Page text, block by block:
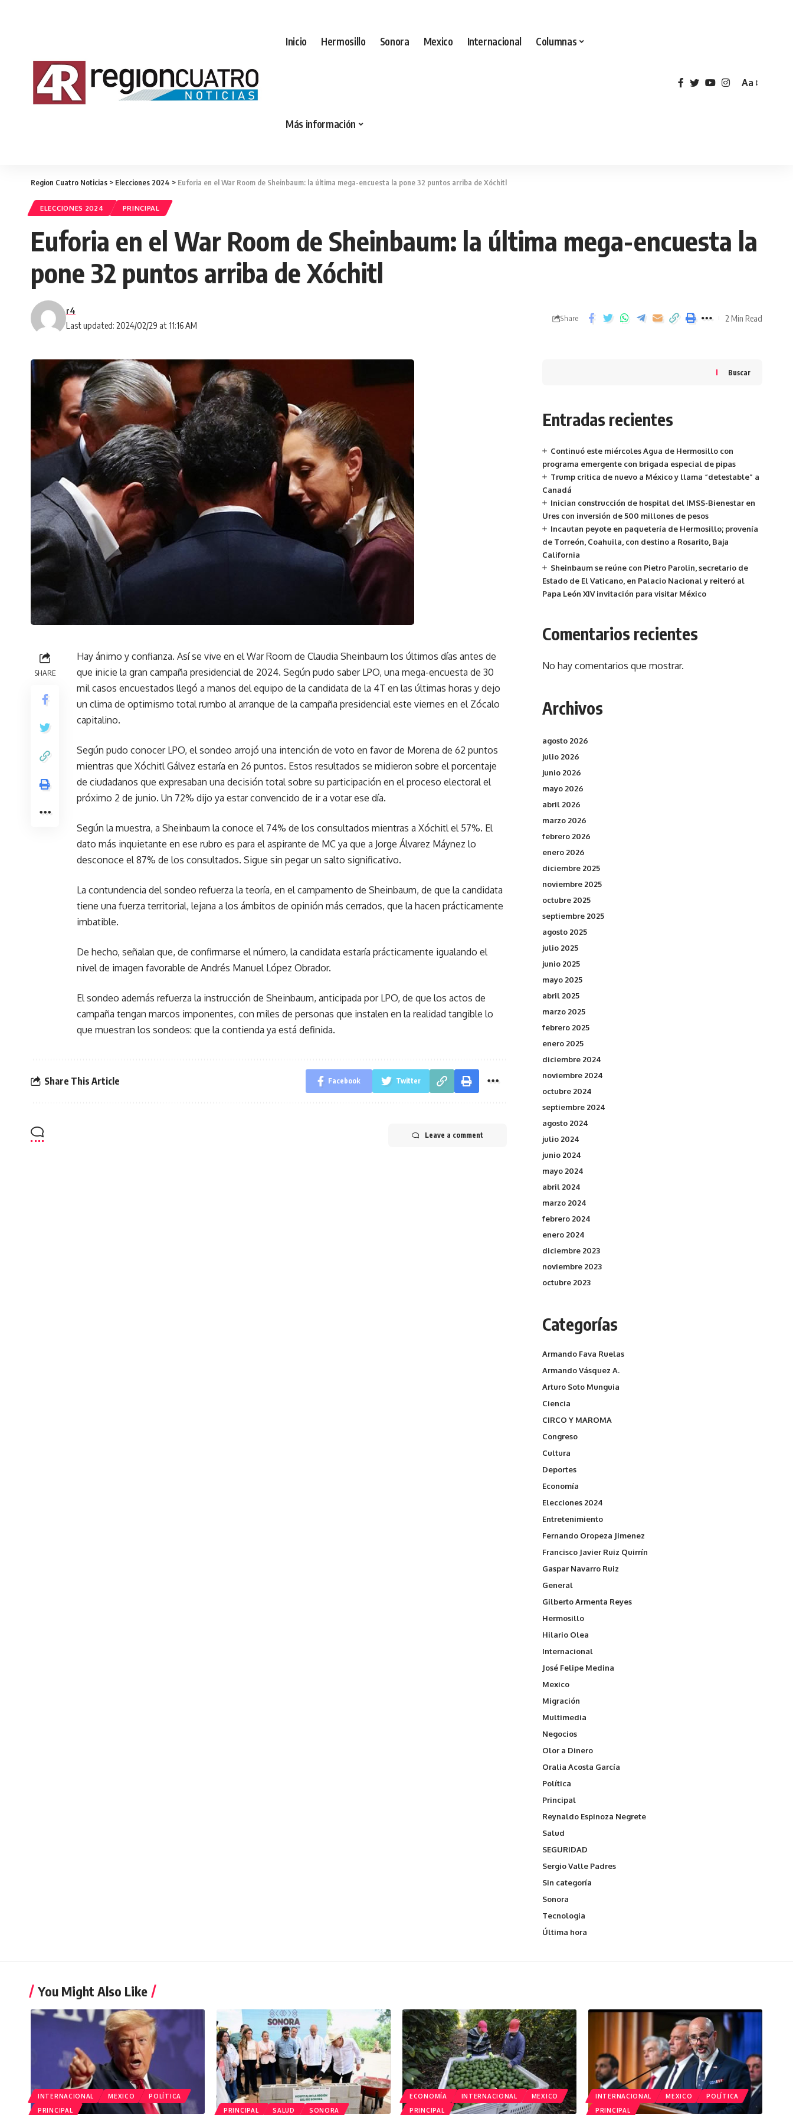
Inicio Hermosillo Sonora Mexico Internacional Columnas
Más información
Aa
Region Cuatro Noticias > Elecciones 2024 > Euforia en el War Room de Sheinbaum: la última mega-encuesta la pone 32 puntos arriba de Xóchitl
ELECCIONES 2024 PRINCIPAL
Euforia en el War Room de Sheinbaum: la última mega-encuesta la
pone 32 puntos arriba de Xóchitl
Last updated: 2024/02/29 at 11:16 AM
r4
Share 2 Min Read
SHARE
Hay ánimo y confianza. Así se vive en el War Room de Claudia Sheinbaum los últimos días antes de
que inicie la gran campaña presidencial de 2024. Según pudo saber LPO, una mega-encuesta de 30
mil casos encuestados llegó a manos del equipo de la candidata de la 4T en las últimas horas y dejo
un clima de optimismo total rumbo al arranque de la campaña presidencial este viernes en el Zócalo
capitalino.
Según pudo conocer LPO, el sondeo arrojó una intención de voto en favor de Morena de 62 puntos
mientras que Xóchitl Gálvez estaría en 26 puntos. Estos resultados se midieron sobre el porcentaje
de ciudadanos que expresaban una decisión total sobre su participación en el proceso electoral el
próximo 2 de junio. Un 72% dijo ya estar convencido de ir a votar ese día.
Según la muestra, a Sheinbaum la conoce el 74% de los consultados mientras a Xóchitl el 57%. El
dato más inquietante en ese rubro es para el aspirante de MC ya que a Jorge Álvarez Máynez lo
desconoce el 87% de los consultados. Sigue sin pegar un salto significativo.
La contundencia del sondeo refuerza la teoría, en el campamento de Sheinbaum, de que la candidata
tiene una fuerza territorial, lejana a los ámbitos de opinión más cerrados, que la hacen prácticamente
imbatible.
De hecho, señalan que, de confirmarse el número, la candidata estaría prácticamente igualando el
nivel de imagen favorable de Andrés Manuel López Obrador.
El sondeo además refuerza la instrucción de Sheinbaum, anticipada por LPO, de que los actos de
campaña tengan marcos imponentes, con miles de personas que instalen en la realidad tangible lo
que muestran los sondeos: que la contienda ya está definida.
Share This Article Facebook Twitter
Leave a comment
Buscar
Entradas recientes
Continuó este miércoles Agua de Hermosillo con
programa emergente con brigada especial de pipas
Trump critica de nuevo a México y llama “detestable” a
Canadá
Inician construcción de hospital del IMSS-Bienestar en
Ures con inversión de 500 millones de pesos
Incautan peyote en paquetería de Hermosillo; provenía
de Torreón, Coahuila, con destino a Rosarito, Baja
California
Sheinbaum se reúne con Pietro Parolin, secretario de
Estado de El Vaticano, en Palacio Nacional y reiteró al
Papa León XIV invitación para visitar México
Comentarios recientes
No hay comentarios que mostrar.
Archivos
agosto 2026
julio 2026
junio 2026
mayo 2026
abril 2026
marzo 2026
febrero 2026
enero 2026
diciembre 2025
noviembre 2025
octubre 2025
septiembre 2025
agosto 2025
julio 2025
junio 2025
mayo 2025
abril 2025
marzo 2025
febrero 2025
enero 2025
diciembre 2024
noviembre 2024
octubre 2024
septiembre 2024
agosto 2024
julio 2024
junio 2024
mayo 2024
abril 2024
marzo 2024
febrero 2024
enero 2024
diciembre 2023
noviembre 2023
octubre 2023
Categorías
Armando Fava Ruelas
Armando Vásquez A.
Arturo Soto Munguia
Ciencia
CIRCO Y MAROMA
Congreso
Cultura
Deportes
Economía
Elecciones 2024
Entretenimiento
Fernando Oropeza Jimenez
Francisco Javier Ruiz Quirrín
Gaspar Navarro Ruiz
General
Gilberto Armenta Reyes
Hermosillo
Hilario Olea
Internacional
José Felipe Medina
Mexico
Migración
Multimedia
Negocios
Olor a Dinero
Oralia Acosta García
Política
Principal
Reynaldo Espinoza Negrete
Salud
SEGURIDAD
Sergio Valle Padres
Sin categoría
Sonora
Tecnologia
Última hora
You Might Also Like
INTERNACIONAL MEXICO
POLÍTICA
PRINCIPAL
PRINCIPAL SALUD SONORA
ECONOMÍA INTERNACIONAL
MEXICO
PRINCIPAL
INTERNACIONAL MEXICO
POLÍTICA
PRINCIPAL